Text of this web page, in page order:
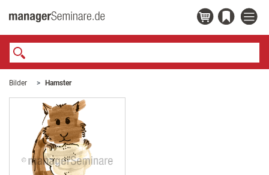
Bilder Hamster